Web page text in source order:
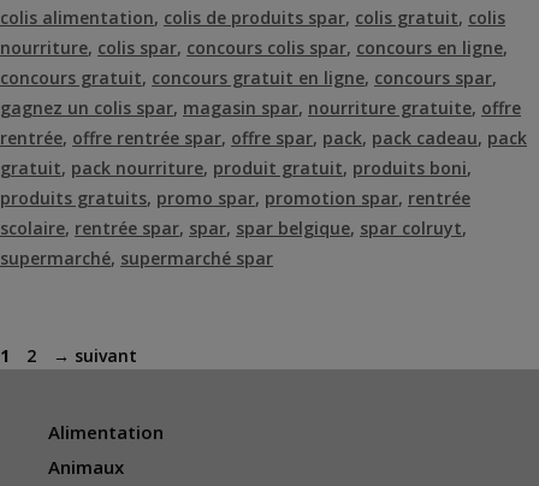
colis alimentation, colis de produits spar, colis gratuit, colis
nourriture, colis spar, concours colis spar, concours en ligne,
concours gratuit, concours gratuit en ligne, concours spar,
gagnez un colis spar, magasin spar, nourriture gratuite, offre
rentrée, offre rentrée spar, offre spar, pack, pack cadeau, pack
gratuit, pack nourriture, produit gratuit, produits boni,
produits gratuits, promo spar, promotion spar, rentrée
scolaire, rentrée spar, spar, spar belgique, spar colruyt,
supermarché, supermarché spar
Page
1 Page
2 → suivant
Alimentation
Animaux